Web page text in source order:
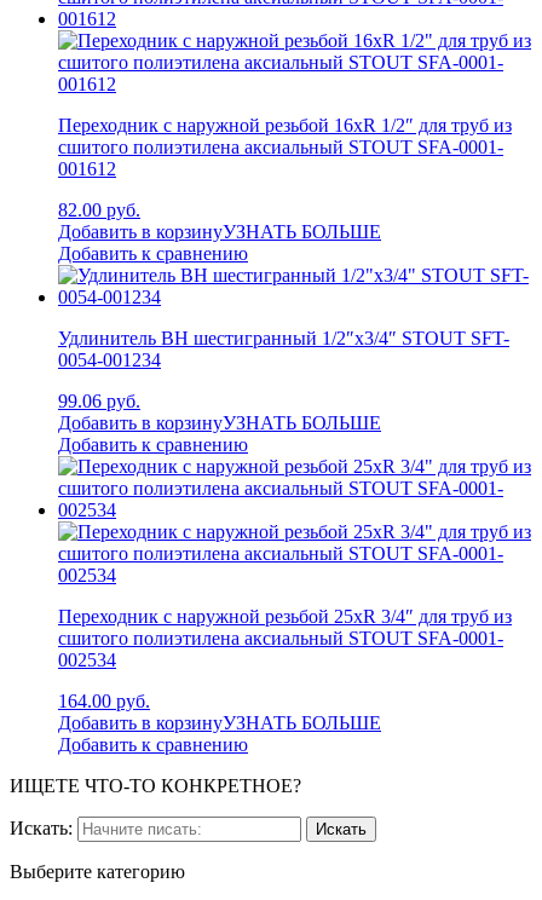
Переходник с наружной резьбой 16xR 1/2″ для труб из
сшитого полиэтилена аксиальный STOUT SFA-0001-
001612
82.00 руб.
Добавить в корзинуУЗНАТЬ БОЛЬШЕ
Добавить к сравнению
Удлинитель ВН шестигранный 1/2″x3/4″ STOUT SFT-
0054-001234
99.06 руб.
Добавить в корзинуУЗНАТЬ БОЛЬШЕ
Добавить к сравнению
Переходник с наружной резьбой 25xR 3/4″ для труб из
сшитого полиэтилена аксиальный STOUT SFA-0001-
002534
164.00 руб.
Добавить в корзинуУЗНАТЬ БОЛЬШЕ
Добавить к сравнению
ИЩЕТЕ ЧТО-ТО КОНКРЕТНОЕ?
Искать:
Выберите категорию